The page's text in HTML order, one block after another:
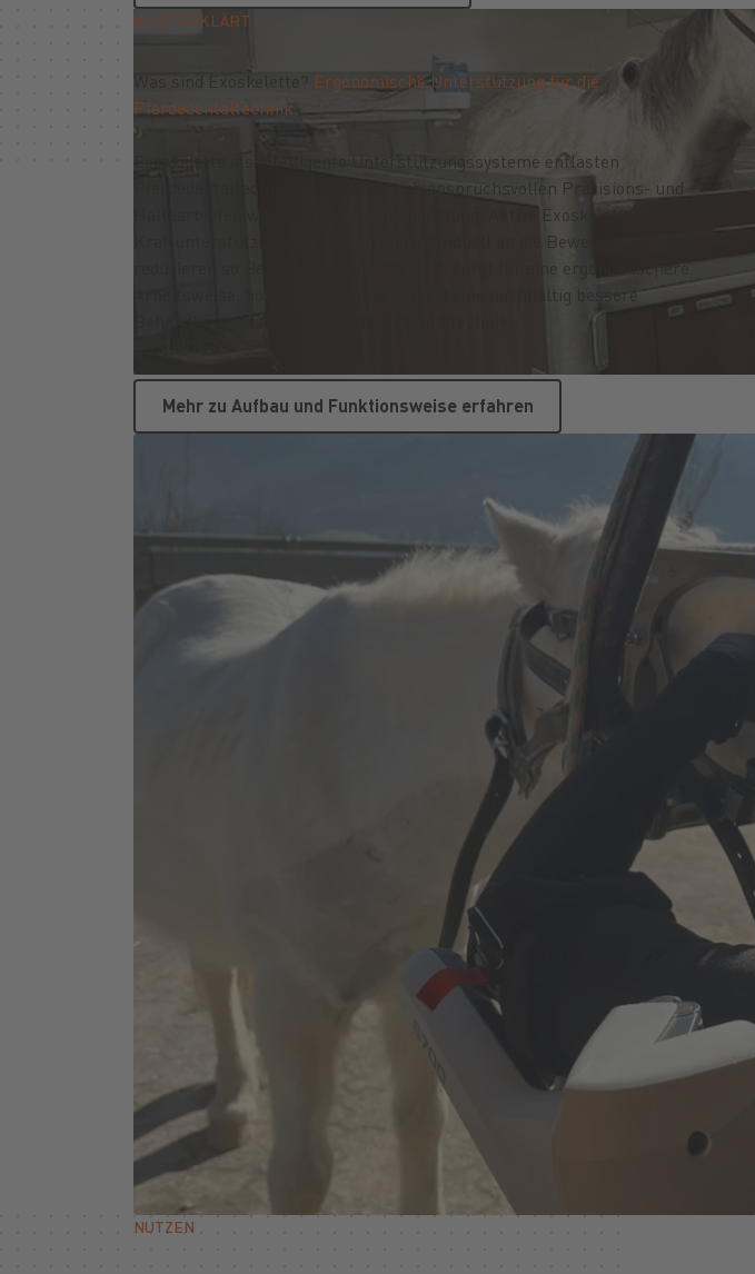
KURZ ERKLÄRT
Ergonomische Unterstützung für die
Pferdedentaltechnik.
Exoskelette als intelligente Unterstützungssysteme entlasten
Pferdedentaltechniker bei körperlich anspruchsvollen Präzisions- und
Haltearbeiten während der Zahnbehandlung. Aktive Exoskelette passen ihre
Kraftunterstützung dynamisch und individuell an die Bewegung an und
reduzieren so Belastungen spürbar. Das sorgt für eine ergonomischere
Arbeitsweise, höhere Konzentration und eine nachhaltig bessere
Mehr zu Aufbau und Funktionsweise erfahren
Mehr zu Aufbau und Funktionsweise erfahren
NUTZEN